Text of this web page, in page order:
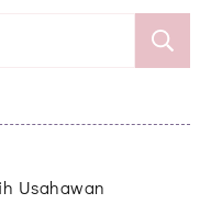
Usahawan